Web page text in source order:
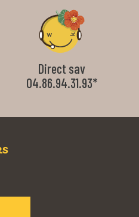
Direct sav
04.86.94.31.93*